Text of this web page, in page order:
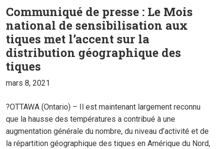
Communiqué de presse : Le Mois
national de sensibilisation aux
tiques met l’accent sur la
distribution géographique des
tiques
mars 8, 2021
?OTTAWA (Ontario) – Il est maintenant largement reconnu
que la hausse des températures a contribué à une
augmentation générale du nombre, du niveau d’activité et de
la répartition géographique des tiques en Amérique du Nord,